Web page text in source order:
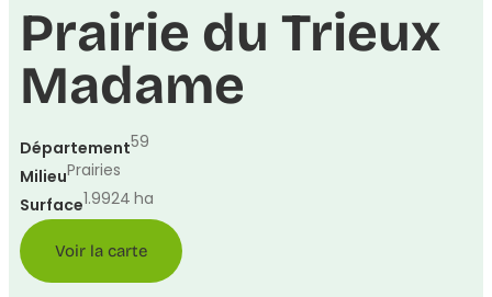
Prairie du Trieux
Madame
Département59
MilieuPrairies
Surface1.9924 ha
Voir la carte